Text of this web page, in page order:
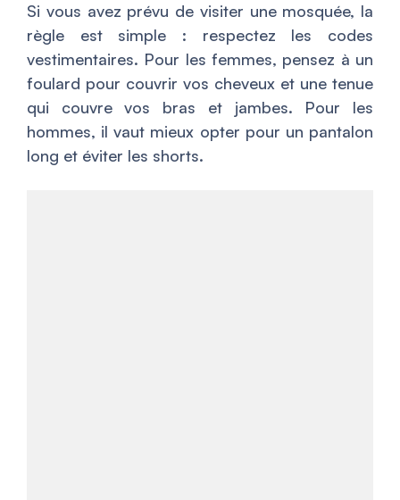
Si vous avez prévu de visiter une mosquée, la
règle est simple : respectez les codes
vestimentaires. Pour les femmes, pensez à un
foulard pour couvrir vos cheveux et une tenue
qui couvre vos bras et jambes. Pour les
hommes, il vaut mieux opter pour un pantalon
long et éviter les shorts.